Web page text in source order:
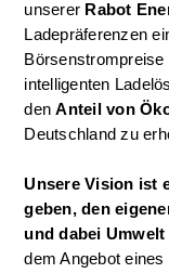
unserer Rabot
Ladepräferenzen
intelligenten
den Anteil von
Deutschland zu
Unsere Vision ist
geben, den
und dabei
dem Angebot